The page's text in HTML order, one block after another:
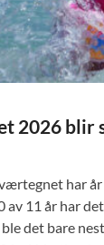
2026 blir
har
av 11 år har
det bare